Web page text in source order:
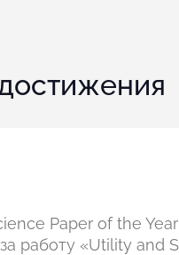
Paper of the
работу «Utility